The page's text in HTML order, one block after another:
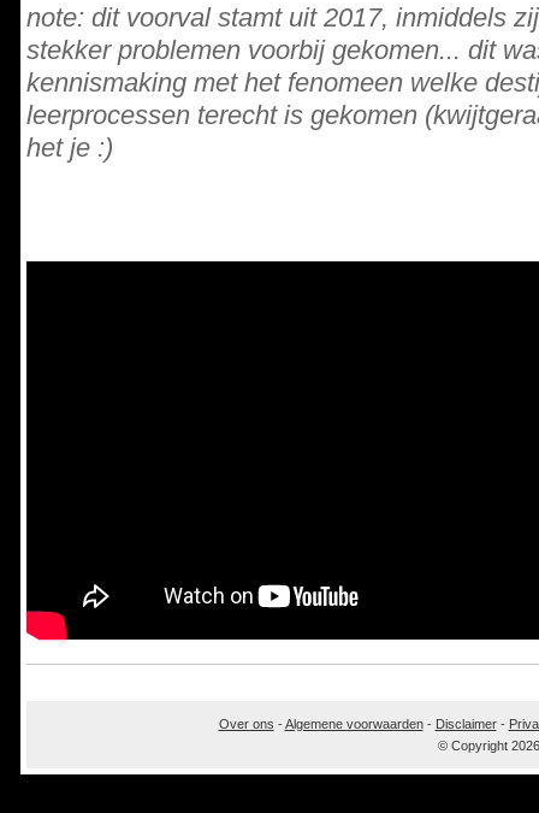
note: dit voorval stamt uit 2017, inmiddels
stekker problemen voorbij gekomen... dit
kennismaking met het fenomeen welke
leerprocessen terecht is gekomen
het je :)
Over ons -Algemene voorwaarden- Disclaimer-
© Copyright